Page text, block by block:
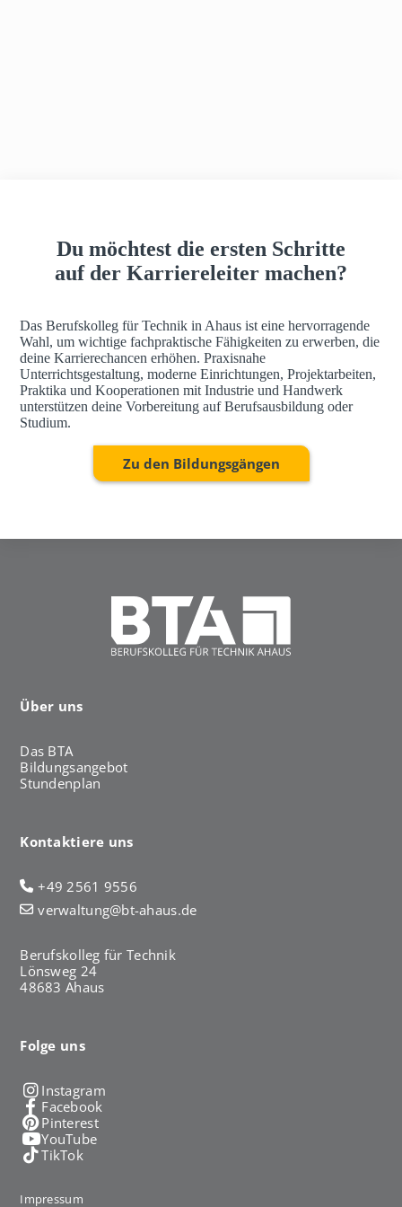
Du möchtest die ersten Schritte
auf der Karriereleiter machen?
Das Berufskolleg für Technik in Ahaus ist eine hervorragende
Wahl, um wichtige fachpraktische Fähigkeiten zu erwerben, die
deine Karrierechancen erhöhen. Praxisnahe
Unterrichtsgestaltung, moderne Einrichtungen, Projektarbeiten,
Praktika und Kooperationen mit Industrie und Handwerk
unterstützen deine Vorbereitung auf Berufsausbildung oder
Studium.
Zu den Bildungsgängen
Über uns
Das BTA
Bildungsangebot
Stundenplan
Kontaktiere uns
+49 2561 9556
verwaltung@bt-ahaus.de
Berufskolleg für Technik
Lönsweg 24
48683 Ahaus
Folge uns
Instagram
Facebook
Pinterest
YouTube
TikTok
Impressum